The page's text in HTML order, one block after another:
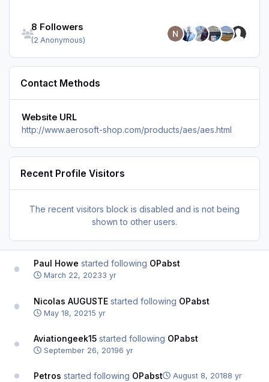
8 Followers
(2 Anonymous)
Contact Methods
Website URL
http://www.aerosoft-shop.com/products/aes/aes.html
Recent Profile Visitors
The recent visitors block is disabled and is not being
shown to other users.
Paul Howe started following OPabst
March 22, 20233 yr
Nicolas AUGUSTE started following OPabst
May 18, 20215 yr
Aviationgeek15 started following OPabst
September 26, 20196 yr
Petros started following OPabst August 8, 20188 yr